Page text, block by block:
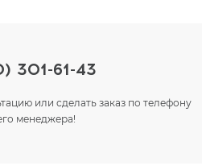
301-61-43
или сделать заказ по телефону
менеджера!